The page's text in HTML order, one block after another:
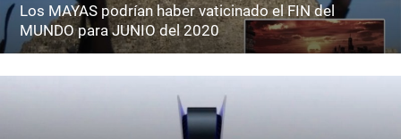
Los MAYAS podrían haber vaticinado el FIN del
MUNDO para JUNIO del 2020